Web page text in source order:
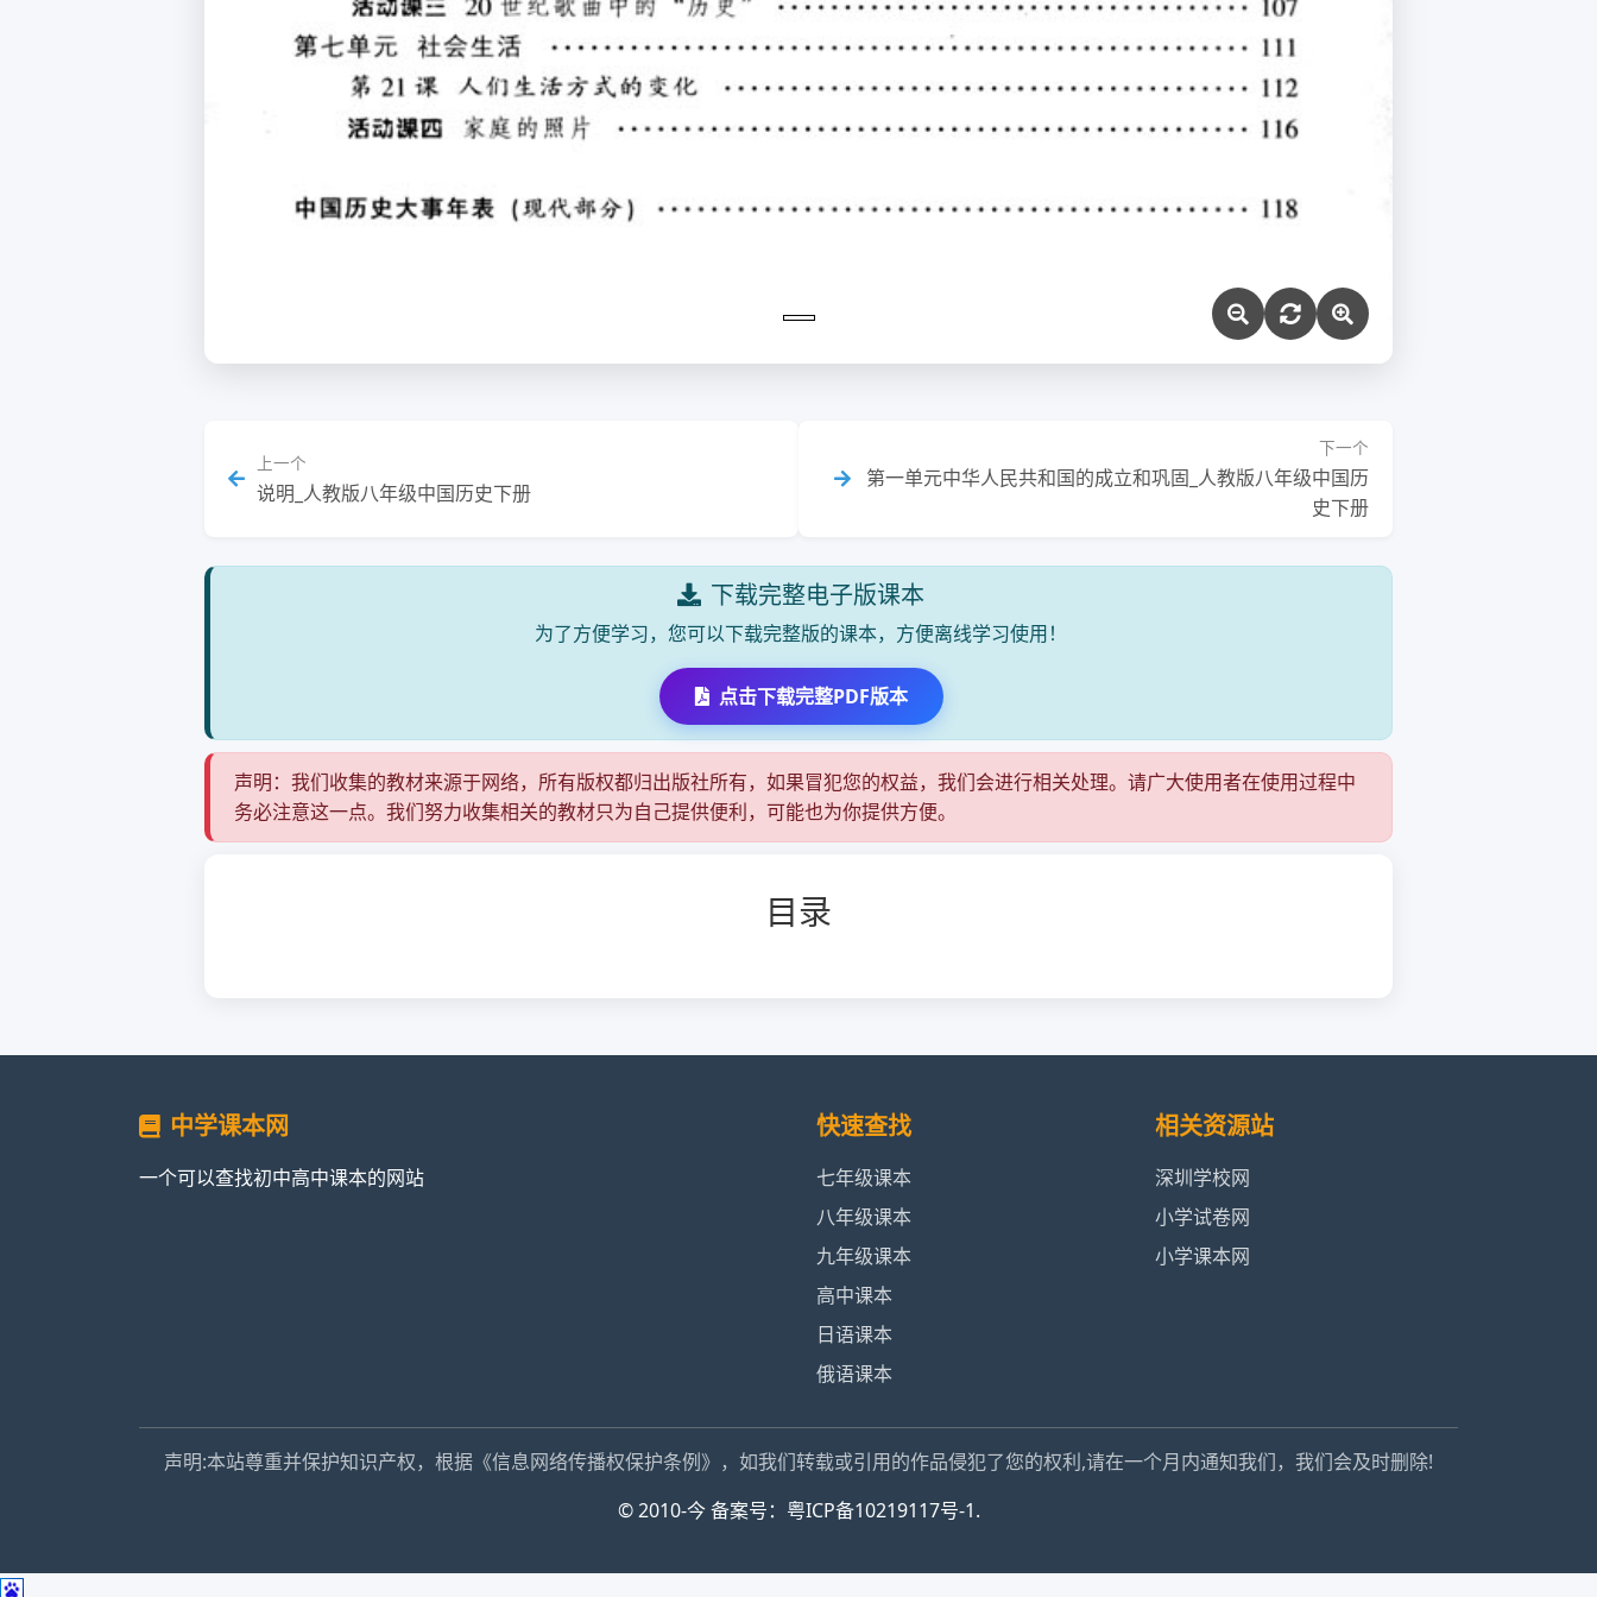
上一个
说明_人教版八年级中国历史下册
下一个
第一单元中华人民共和国的成立和巩固_人教版八年级中国历
史下册
下载完整电子版课本
为了方便学习，您可以下载完整版的课本，方便离线学习使用！
点击下载完整PDF版本
声明：我们收集的教材来源于网络，所有版权都归出版社所有，如果冒犯您的权益，我们会进行相关处理。请广大使用者在使用过程中
务必注意这一点。我们努力收集相关的教材只为自己提供便利，可能也为你提供方便。
目录
中学课本网
一个可以查找初中高中课本的网站
快速查找
七年级课本
八年级课本
九年级课本
高中课本
日语课本
俄语课本
相关资源站
深圳学校网
小学试卷网
小学课本网
声明:本站尊重并保护知识产权，根据《信息网络传播权保护条例》，如我们转载或引用的作品侵犯了您的权利,请在一个月内通知我们，我们会及时删除!
© 2010-今 备案号：粤ICP备10219117号-1.